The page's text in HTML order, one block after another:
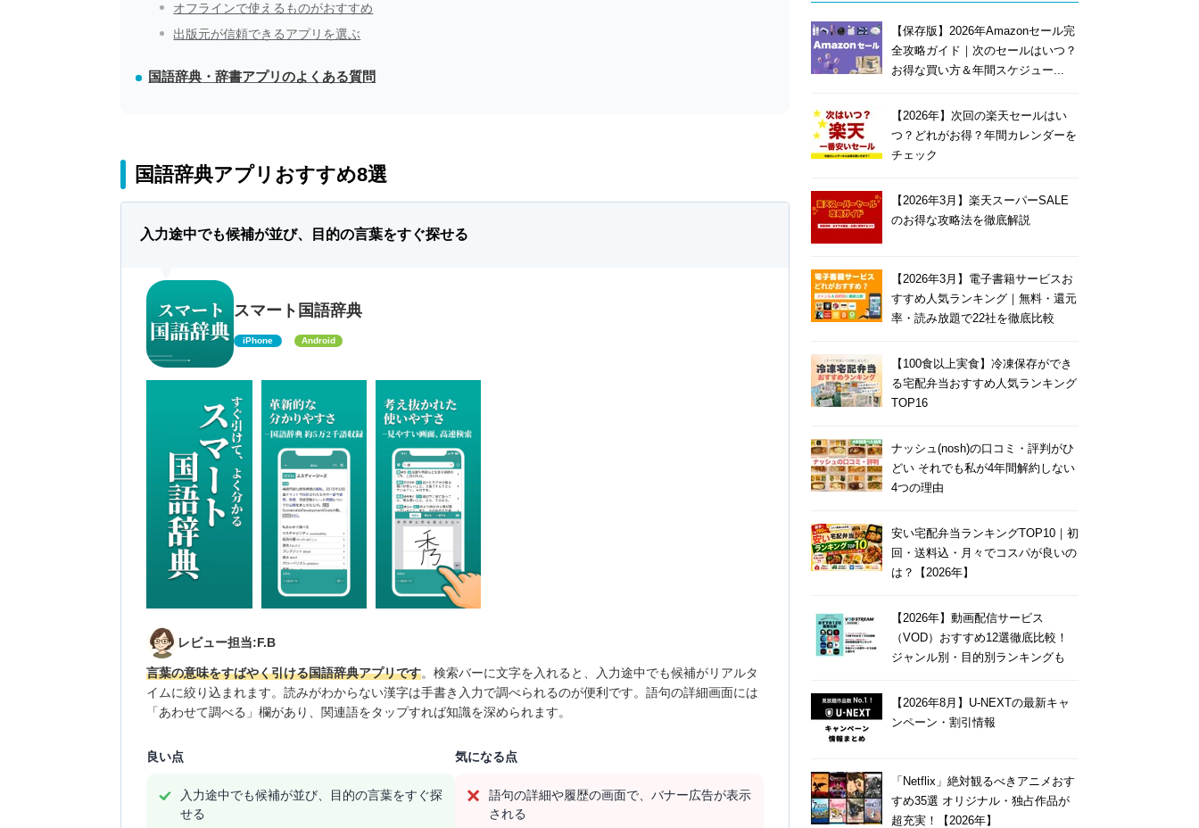
オフラインで使えるものがおすすめ
出版元が信頼できるアプリを選ぶ
国語辞典・辞書アプリのよくある質問
国語辞典アプリおすすめ8選
入力途中でも候補が並び、目的の言葉をすぐ探せる
スマート国語辞典
iPhone Android
レビュー担当:F.B
言葉の意味をすばやく引ける国語辞典アプリです。検索バーに文字を入れると、入力途中でも候補がリアルタ
イムに絞り込まれます。読みがわからない漢字は手書き入力で調べられるのが便利です。語句の詳細画面には
「あわせて調べる」欄があり、関連語をタップすれば知識を深められます。
良い点
入力途中でも候補が並び、目的の言葉をすぐ探
せる
気になる点
語句の詳細や履歴の画面で、バナー広告が表示
される
【保存版】2026年Amazonセール完
全攻略ガイド｜次のセールはいつ？
お得な買い方＆年間スケジュー...
【2026年】次回の楽天セールはい
つ？どれがお得？年間カレンダーを
チェック
【2026年3月】楽天スーパーSALE
のお得な攻略法を徹底解説
【2026年3月】電子書籍サービスお
すすめ人気ランキング｜無料・還元
率・読み放題で22社を徹底比較
【100食以上実食】冷凍保存ができ
る宅配弁当おすすめ人気ランキング
TOP16
ナッシュ(nosh)の口コミ・評判がひ
どい それでも私が4年間解約しない
4つの理由
安い宅配弁当ランキングTOP10｜初
回・送料込・月々でコスパが良いの
は？【2026年】
【2026年】動画配信サービス
（VOD）おすすめ12選徹底比較！
ジャンル別・目的別ランキングも
【2026年8月】U-NEXTの最新キャ
ンペーン・割引情報
「Netflix」絶対観るべきアニメおす
すめ35選 オリジナル・独占作品が
超充実！【2026年】